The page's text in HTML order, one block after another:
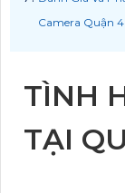
Camera Quận
TÌNH
TẠI